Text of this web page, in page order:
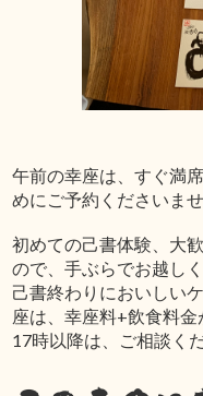
午前の幸座は、すぐ満
めにご予約くださいませ
初めての己書体験、大
ので、手ぶらでお越しく
己書終わりにおいしい
座は、幸座料+飲食料金
17時以降は、ご相談くだ